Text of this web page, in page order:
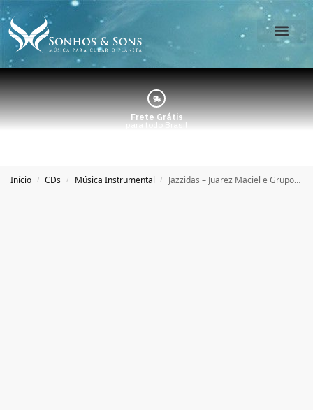
Frete Grátis
para todo Brasil
Início / CDs / Música Instrumental / Jazzidas – Juarez Maciel e Grupo Muda